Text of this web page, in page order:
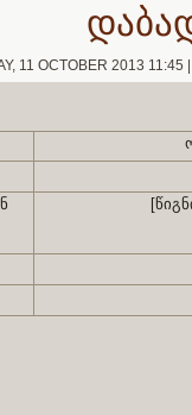
11 OCTOBER 2013 11:45 |